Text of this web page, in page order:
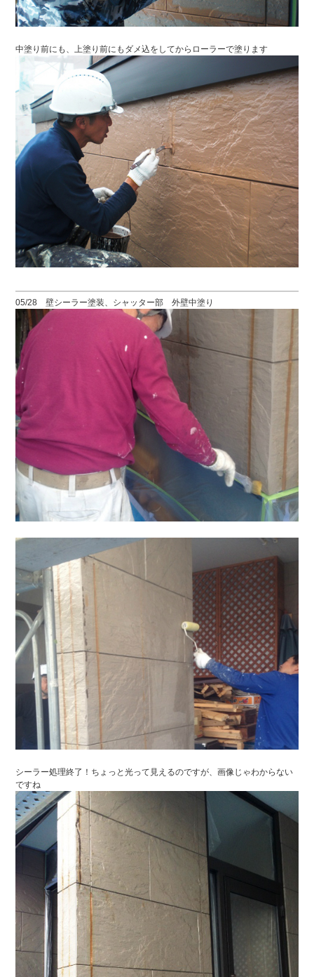
中塗り前にも、上塗り前にもダメ込をしてからローラーで塗ります
05/28 壁シーラー塗装、シャッター部 外壁中塗り
シーラー処理終了！ちょっと光って見えるのですが、画像じゃわからない
ですね